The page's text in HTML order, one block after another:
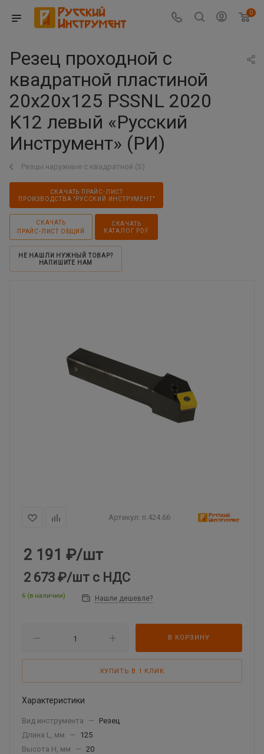
0
Резец проходной с
квадратной пластиной
20х20х125 PSSNL 2020
K12 левый «Русский
Инструмент» (РИ)
Резцы наружные с квадратной (S)
СКАЧАТЬ ПРАЙС-ЛИСТ
ПРОИЗВОДСТВА "РУССКИЙ ИНСТРУМЕНТ"
СКАЧАТЬ
ПРАЙС-ЛИСТ ОБЩИЙ
СКАЧАТЬ
КАТАЛОГ PDF
НЕ НАШЛИ НУЖНЫЙ ТОВАР?
НАПИШИТЕ НАМ
Артикул: ri.424.66
2 191 ₽/шт
2 673 ₽/шт с НДС
6 (в наличии) Нашли дешевле?
В КОРЗИНУ
КУПИТЬ В 1 КЛИК
Характеристики
Вид инструмента —
Резец
Длина L, мм
—
125
Высота Н, мм
— 20